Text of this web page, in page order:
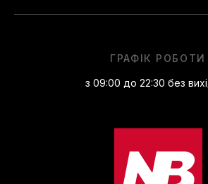
ГРАФІК РОБОТИ
з 09:00 до 22:30 без